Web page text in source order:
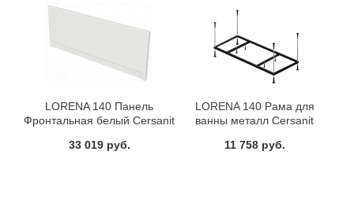
LORENA 140 Панель
Фронтальная белый Cersanit
33 019 руб.
LORENA 140 Рама для
ванны металл Cersanit
11 758 руб.